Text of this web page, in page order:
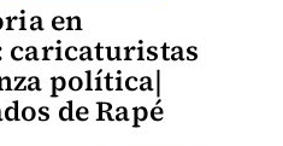
en
caricaturistas
política|
de Rapé